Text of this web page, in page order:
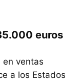
euros
en ventas
a los Estados